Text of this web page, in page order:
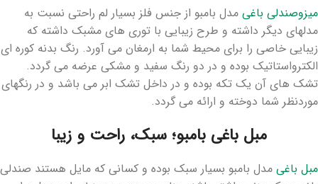
میزوصندلی باغی مدل بامبو از جنس فلز بسیار لم راحتی نسبت به
مدلهای دیگر داشته و طرح زیبایی با توری های مشبک داشته که
زیبایی خاصی را برای محیط شما به ارمغان می آورد. رنگ بدنه کوره ای
الکترواستاتیک بوده و در دو رنگ سفید و مشکی عرضه می گردد.
تشک های آن یک تکه بوده و در داخل تشک ابر می باشد و در رنگهای
موردنظر شما دوخته و ارائه می گردد.
مبل باغی بامبو؛ سبک، راحت و زیبا
مبل باغی مدل بامبو بسیار سبک بوده و کسانی که مایل هستند صندلی